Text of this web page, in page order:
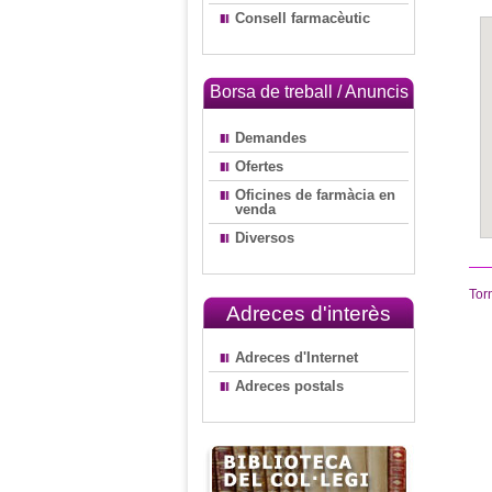
Consell farmacèutic
Borsa de treball / Anuncis
Demandes
Ofertes
Oficines de farmàcia en
venda
Diversos
Adreces d'interès
Adreces d'Internet
Adreces postals